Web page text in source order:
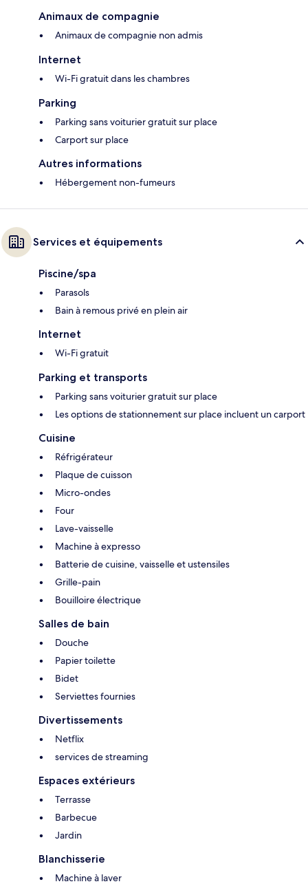
Animaux de compagnie
Animaux de compagnie non admis
Internet
Wi-Fi gratuit dans les chambres
Parking
Parking sans voiturier gratuit sur place
Carport sur place
Autres informations
Hébergement non-fumeurs
Services et équipements
Piscine/spa
Parasols
Bain à remous privé en plein air
Internet
Wi-Fi gratuit
Parking et transports
Parking sans voiturier gratuit sur place
Les options de stationnement sur place incluent un carport
Cuisine
Réfrigérateur
Plaque de cuisson
Micro-ondes
Four
Lave-vaisselle
Machine à expresso
Batterie de cuisine, vaisselle et ustensiles
Grille-pain
Bouilloire électrique
Salles de bain
Douche
Papier toilette
Bidet
Serviettes fournies
Divertissements
Netflix
services de streaming
Espaces extérieurs
Terrasse
Barbecue
Jardin
Blanchisserie
Machine à laver